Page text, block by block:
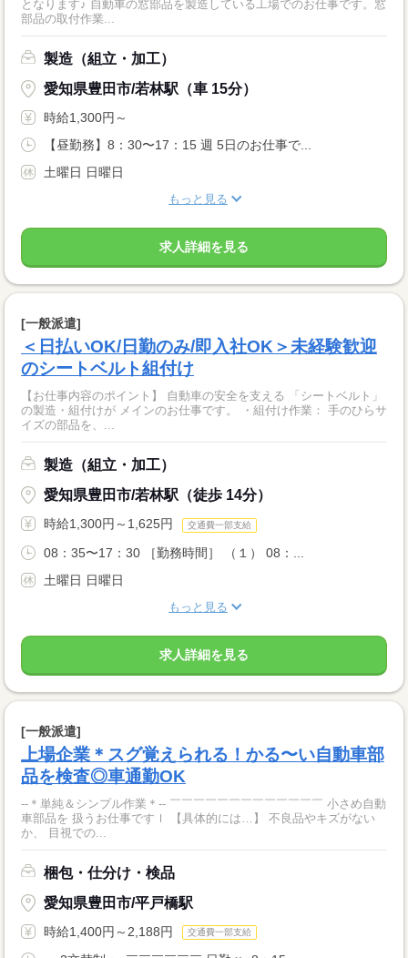
となります♪ 自動車の窓部品を製造している工場でのお仕事です。窓
部品の取付作業...
製造（組立・加工）
愛知県豊田市/若林駅（車 15分）
時給1,300円～
【昼勤務】8：30〜17：15 週 5日のお仕事で...
土曜日 日曜日
もっと見る
求人詳細を見る
[一般派遣]
＜日払いOK/日勤のみ/即入社OK＞未経験歓迎
のシートベルト組付け
【お仕事内容のポイント】 自動車の安全を支える 「シートベルト」
の製造・組付けが メインのお仕事です。 ・組付け作業： 手のひらサ
イズの部品を、...
製造（組立・加工）
愛知県豊田市/若林駅（徒歩 14分）
時給1,300円～1,625円 交通費一部支給
08：35〜17：30 ［勤務時間］ （１） 08：...
土曜日 日曜日
もっと見る
求人詳細を見る
[一般派遣]
上場企業＊スグ覚えられる！かる〜い自動車部
品を検査◎車通勤OK
--＊単純＆シンプル作業＊-- ￣￣￣￣￣￣￣￣￣￣￣￣￣ 小さめ自動
車部品を 扱うお仕事ですｌ 【具体的には…】 不良品やキズがない
か、 目視での...
梱包・仕分け・検品
愛知県豊田市/平戸橋駅
時給1,400円～2,188円 交通費一部支給